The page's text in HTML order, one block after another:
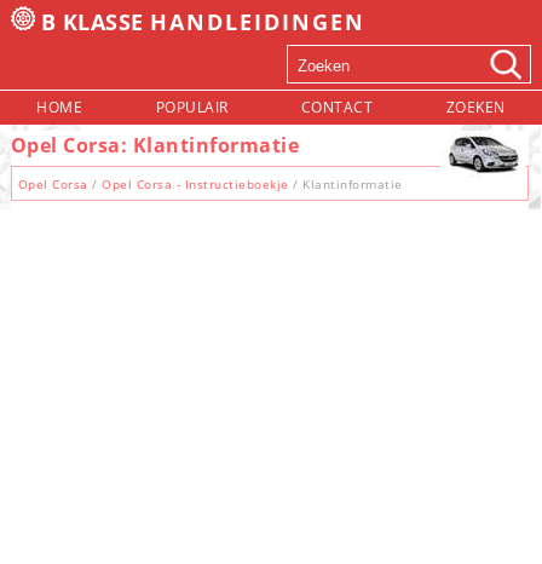
B KLASSE HANDLEIDINGEN
HOME POPULAIR CONTACT ZOEKEN
Opel Corsa: Klantinformatie
Opel Corsa /Opel Corsa - Instructieboekje / Klantinformatie